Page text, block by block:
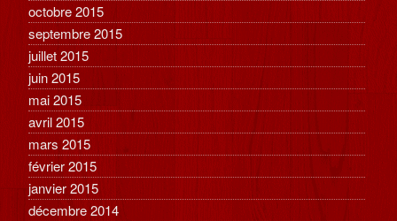
octobre 2015
septembre 2015
juillet 2015
juin 2015
mai 2015
avril 2015
mars 2015
février 2015
janvier 2015
décembre 2014